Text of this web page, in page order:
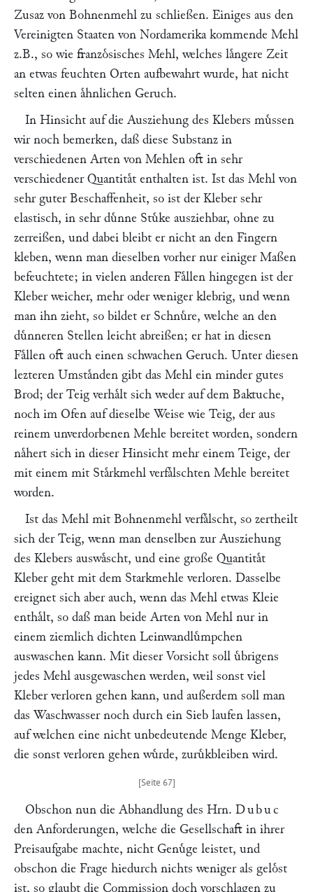
Zusaz von Bohnenmehl zu schließen. Einiges aus den
Vereinigten Staaten von Nordamerika kommende Mehl
z.B., so wie franzoͤsisches Mehl, welches laͤngere Zeit
an etwas feuchten Orten aufbewahrt wurde, hat nicht
selten einen aͤhnlichen Geruch.
In Hinsicht auf die Ausziehung des Klebers muͤssen
wir noch bemerken, daß diese Substanz in
verschiedenen Arten von Mehlen oft in sehr
verschiedener Quantitaͤt enthalten ist. Ist das Mehl von
sehr guter Beschaffenheit, so ist der Kleber sehr
elastisch, in sehr duͤnne Stuͤke ausziehbar, ohne zu
zerreißen, und dabei bleibt er nicht an den Fingern
kleben, wenn man dieselben vorher nur einiger Maßen
befeuchtete; in vielen anderen Faͤllen hingegen ist der
Kleber weicher, mehr oder weniger klebrig, und wenn
man ihn zieht, so bildet er Schnuͤre, welche an den
duͤnneren Stellen leicht abreißen; er hat in diesen
Faͤllen oft auch einen schwachen Geruch. Unter diesen
lezteren Umstaͤnden gibt das Mehl ein minder gutes
Brod; der Teig verhaͤlt sich weder auf dem Baktuche,
noch im Ofen auf dieselbe Weise wie Teig, der aus
reinem unverdorbenen Mehle bereitet worden, sondern
naͤhert sich in dieser Hinsicht mehr einem Teige, der
mit einem mit Staͤrkmehl verfaͤlschten Mehle bereitet
worden.
Ist das Mehl mit Bohnenmehl verfaͤlscht, so zertheilt
sich der Teig, wenn man denselben zur Ausziehung
des Klebers auswaͤscht, und eine große Quantitaͤt
Kleber geht mit dem Starkmehle verloren. Dasselbe
ereignet sich aber auch, wenn das Mehl etwas Kleie
enthaͤlt, so daß man beide Arten von Mehl nur in
einem ziemlich dichten Leinwandluͤmpchen
auswaschen kann. Mit dieser Vorsicht soll uͤbrigens
jedes Mehl ausgewaschen werden, weil sonst viel
Kleber verloren gehen kann, und außerdem soll man
das Waschwasser noch durch ein Sieb laufen lassen,
auf welchen eine nicht unbedeutende Menge Kleber,
die sonst verloren gehen wuͤrde, zuruͤkbleiben wird.
Obschon nun die Abhandlung des Hrn. Dubuc
den Anforderungen, welche die Gesellschaft in ihrer
Preisaufgabe machte, nicht Genuͤge leistet, und
obschon die Frage hiedurch nichts weniger als geloͤst
ist, so glaubt die Commission doch vorschlagen zu